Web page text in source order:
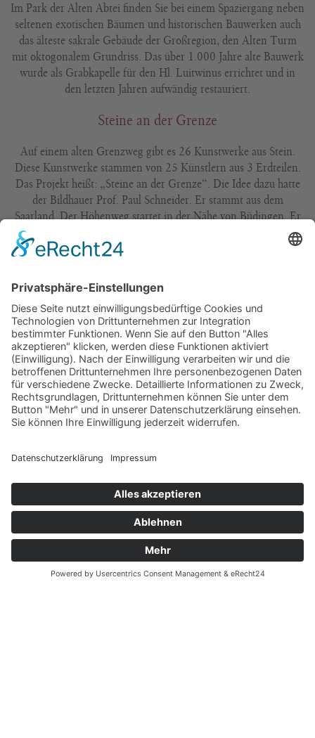
Im Park der Alten Abtei finden Sie bei einem Spaziergang neben
seltenen exotischen Bäumen und historischen Bauwerken auch
das älteste sakrale Gebäude der Großregion, den Alten Turm
mit oktogonalem Grundriss. Das über 1.000 Jahre alte Bauwerk
wurde als Grabkapelle für den Hl. Luitwinus errichtet und in
den letzten Jahren aufwändig restauriert.
Steine an der Grenze
Auf einem alten Grenzweg gibt es 26 Kunstwerke aus Stein.
Diese Kunstwerke stammen von 25 Künstlern aus 3 Erdteilen.
Das Projekt heißt: „Steine an der Grenze“. Die Idee dazu hatte
der Bildhauer Prof. Paul Schneider. Er stammt aus dem
Saarland. Der Höhenweg startet in der Nähe von Büdingen. Er
führt mitten durch die weiten Felder bis nach Frankreich. Das
Projekt ist ein Zeichen für die Nachbarschaft der beiden Länder.
Baumwipfelpfad Saarschleife
Oberhalb des Naturwunders Saarschleife, im Kurort Orscholz,
vermittelt der barrierearme Baumwipfelpfad einzigartige
Ausblicke und Erlebnisse. Erfahren Sie diese einmalige
Waldlandschaft und deren Lebensformen in einer neuen
Dimension.
Garten der Sinne
„Zimmer“ zu den Themen Wasser, Meditation, Rosen, Theater,
temporären Garten und einen Kinderspielgarten.
Kletterhafen Merzig
Der Kletterhafen Merzig ist der neueste und größte Kletterpark
und Hochseilgarten in der Großregion. Europas größter frei
stehender Kletterpark befindet sich direkt im Dreiländereck: